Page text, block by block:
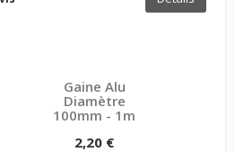
Gaine Alu
Diamètre
100mm - 1m
2,20 €